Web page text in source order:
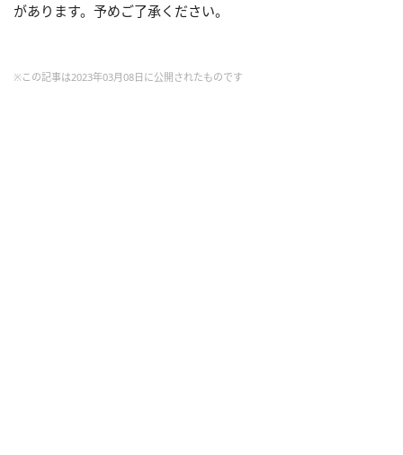
があります。予めご了承ください。
※この記事は2023年03月08日に公開されたものです